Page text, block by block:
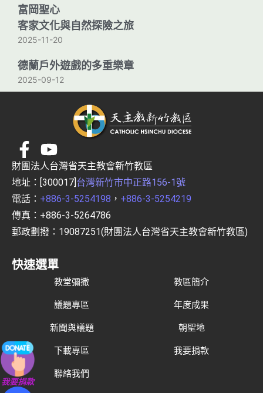
富岡聖心
客家文化與自然探險之旅
2025-11-20
德蘭戶外遊戲的多重樂章
2025-09-12
財團法人台灣省天主教會新竹教區
地址：[300017] 台灣新竹市中正路156-1號
電話： +886-3-5254198 ， +886-3-5254219
傳真：+886-3-5264786
郵政劃撥：19087251(財團法人台灣省天主教會新竹教區)
我要捐款
快速選單
教堂彌撒 教區簡介
議題專區 年度成果
新聞與議題 朝聖地
下載專區 我要捐款
聯絡我們